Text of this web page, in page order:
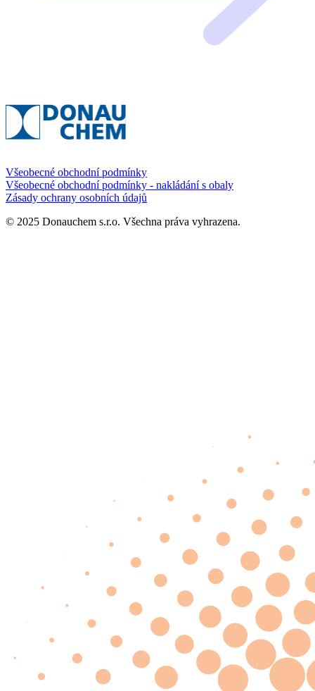
Všeobecné obchodní podmínky
Všeobecné obchodní podmínky - nakládání s obaly
Zásady ochrany osobních údajů
© 2025 Donauchem s.r.o. Všechna práva vyhrazena.